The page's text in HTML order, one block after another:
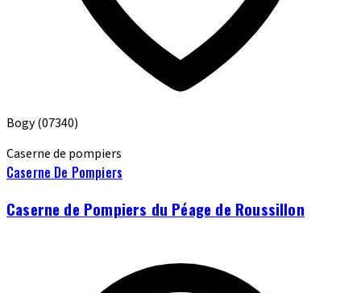
Bogy(07340)
Caserne de pompiers
Caserne De Pompiers
Caserne de Pompiers du Péage de Roussillon